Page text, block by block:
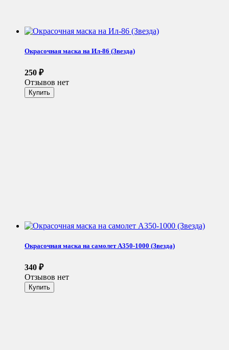
Окрасочная маска на Ил-86 (Звезда)
250 ₽
Отзывов нет
Окрасочная маска на самолет A350-1000 (Звезда)
340 ₽
Отзывов нет